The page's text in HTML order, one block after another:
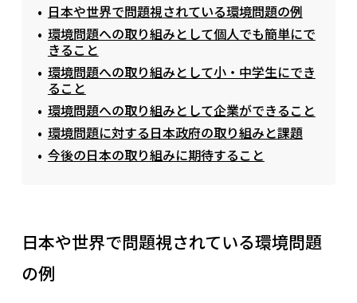
日本や世界で問題視されている環境問題の例
環境問題への取り組みとして個人でも簡単にで
きること
環境問題への取り組みとして小・中学生にでき
ること
環境問題への取り組みとして企業ができること
環境問題に対する日本政府の取り組みと課題
今後の日本の取り組みに期待すること
日本や世界で問題視されている環境問題
の例